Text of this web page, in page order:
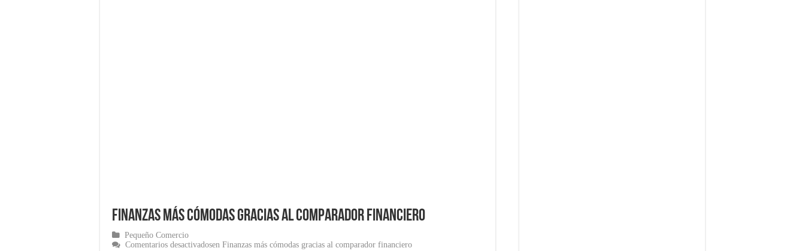
Finanzas más cómodas gracias al comparador financiero
Pequeño Comercio
Comentarios desactivadosen Finanzas más cómodas gracias al comparador financiero